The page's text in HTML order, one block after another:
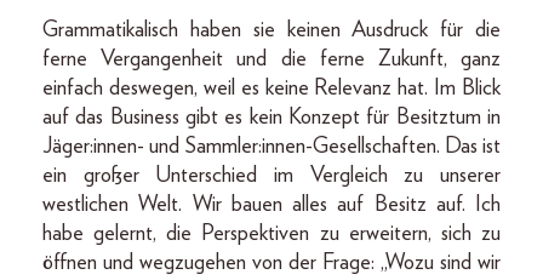
Grammatikalisch haben sie keinen Ausdruck für die
ferne Vergangenheit und die ferne Zukunft, ganz
einfach deswegen, weil es keine Relevanz hat. Im Blick
auf das Business gibt es kein Konzept für Besitztum in
Jäger:innen- und Sammler:innen-Gesellschaften. Das ist
ein großer Unterschied im Vergleich zu unserer
westlichen Welt. Wir bauen alles auf Besitz auf. Ich
habe gelernt, die Perspektiven zu erweitern, sich zu
öffnen und wegzugehen von der Frage: „Wozu sind wir